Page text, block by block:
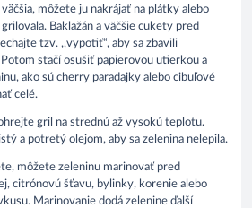
môžete ju nakrájať na plátky alebo
Baklažán a väčšie cukety pred
tzv. ,,vypotiť“, aby sa zbavili
stačí osušiť papierovou utierkou a
ako sú cherry paradajky alebo cibuľové
celé.
gril na strednú až vysokú teplotu.
a potretý olejom, aby sa zelenina nelepila.
môžete zeleninu marinovať pred
citrónovú šťavu, bylinky, korenie alebo
Marinovanie dodá zelenine ďalší